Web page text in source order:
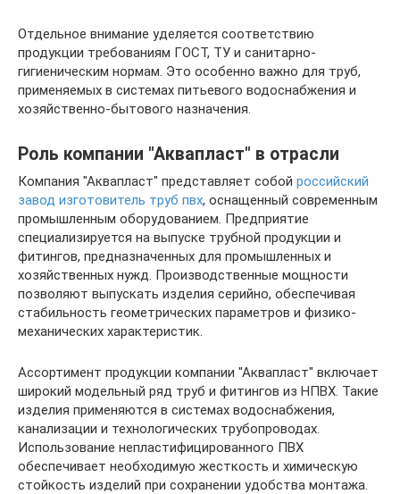
Отдельное внимание уделяется соответствию
продукции требованиям ГОСТ, ТУ и санитарно-
гигиеническим нормам. Это особенно важно для труб,
применяемых в системах питьевого водоснабжения и
хозяйственно-бытового назначения.
Роль компании "Аквапласт" в отрасли
Компания "Аквапласт" представляет собой российский
завод изготовитель труб пвх, оснащенный современным
промышленным оборудованием. Предприятие
специализируется на выпуске трубной продукции и
фитингов, предназначенных для промышленных и
хозяйственных нужд. Производственные мощности
позволяют выпускать изделия серийно, обеспечивая
стабильность геометрических параметров и физико-
механических характеристик.
Ассортимент продукции компании "Аквапласт" включает
широкий модельный ряд труб и фитингов из НПВХ. Такие
изделия применяются в системах водоснабжения,
канализации и технологических трубопроводах.
Использование непластифицированного ПВХ
обеспечивает необходимую жесткость и химическую
стойкость изделий при сохранении удобства монтажа.